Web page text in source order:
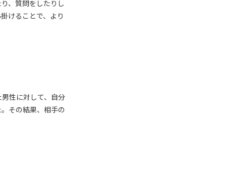
、質問をしたりし
けることで、より
性に対して、自分
その結果、相手の